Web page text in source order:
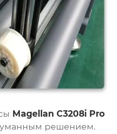
Magellan C3208i Pro
решением.